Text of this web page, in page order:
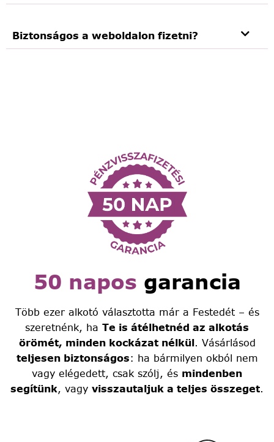
Biztonságos a weboldalon fizetni?
50 napos garancia
Több ezer alkotó választotta már a Festedét – és
szeretnénk, ha Te is átélhetnéd az alkotás
örömét, minden kockázat nélkül. Vásárlásod
teljesen biztonságos: ha bármilyen okból nem
vagy elégedett, csak szólj, és mindenben
segítünk, vagy visszautaljuk a teljes összeget.